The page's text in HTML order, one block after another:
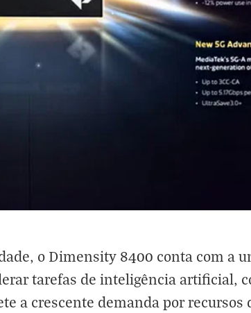
o Dimensity 8400 conta com a
tarefas de inteligência artificial,
a crescente demanda por recursos